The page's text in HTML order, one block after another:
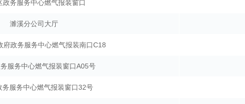
政务服务中心燃气报装窗口
濉溪分公司大厅
府政务服务中心燃气报装南口C18
服务中心燃气报装窗口A05号
务服务中心燃气报装窗口32号